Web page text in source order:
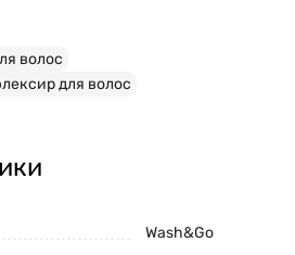
волос
для волос
Wash&Go